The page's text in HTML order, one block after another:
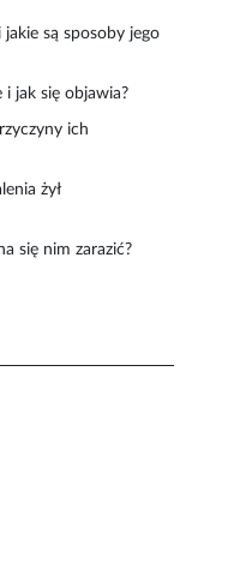
są sposoby jego
i jak się objawia?
ich
żył
się nim zarazić?
do ulubionych